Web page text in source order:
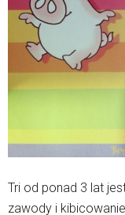
Tri od ponad 3 lat
zawody i